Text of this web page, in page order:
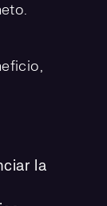
la